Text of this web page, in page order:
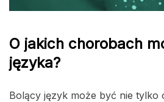
O jakich chorobach
języka?
Bolący język może być nie tylko